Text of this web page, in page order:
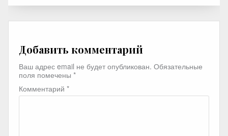
Добавить комментарий
Ваш адрес email не будет опубликован. Обязательные
поля помечены *
Комментарий *